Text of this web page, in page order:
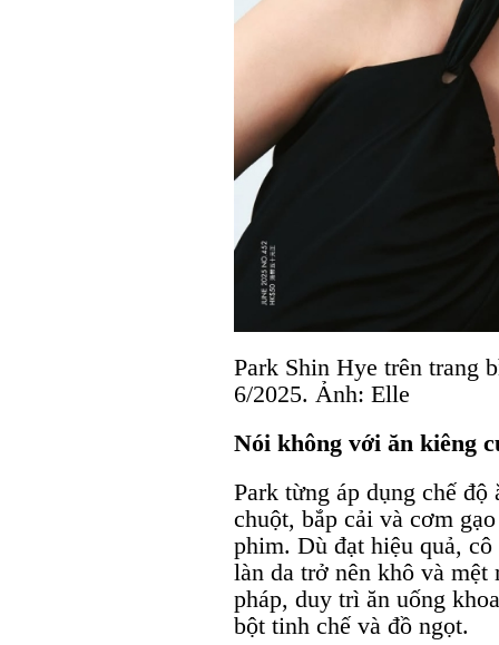
Park Shin Hye trên trang
6/2025. Ảnh: Elle
Nói không với ăn kiêng
Park từng áp dụng chế
chuột, bắp cải và cơm
phim. Dù đạt hiệu quả,
làn da trở nên khô và
pháp, duy trì ăn uống
bột tinh chế và đồ ngọt.